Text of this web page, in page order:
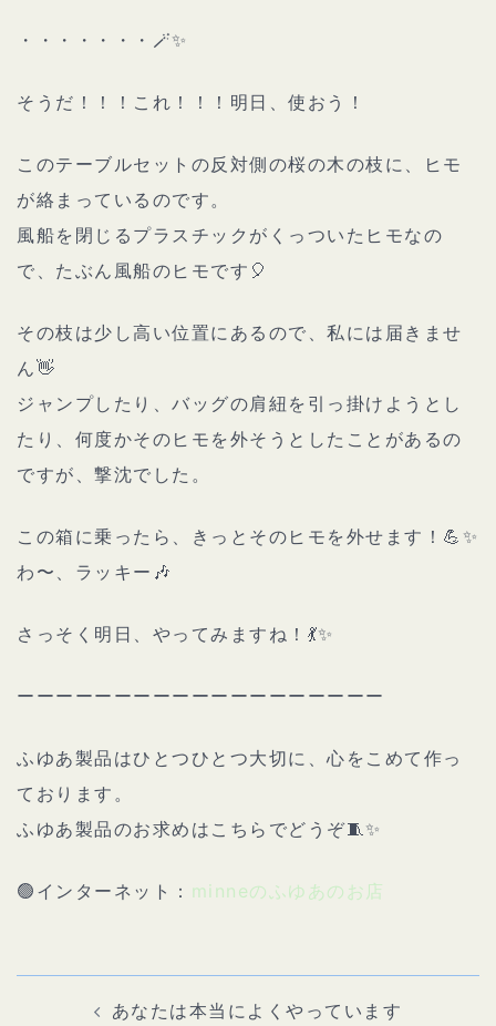
・・・・・・・🪄✨
そうだ！！！これ！！！明日、使おう！
このテーブルセットの反対側の桜の木の枝に、ヒモ
が絡まっているのです。
風船を閉じるプラスチックがくっついたヒモなの
で、たぶん風船のヒモです🎈
その枝は少し高い位置にあるので、私には届きませ
ん👋
ジャンプしたり、バッグの肩紐を引っ掛けようとし
たり、何度かそのヒモを外そうとしたことがあるの
ですが、撃沈でした。
この箱に乗ったら、きっとそのヒモを外せます！💪✨
わ〜、ラッキー🎶
さっそく明日、やってみますね！💃✨
ーーーーーーーーーーーーーーーーーーー
ふゆあ製品はひとつひとつ大切に、心をこめて作っ
ております。
ふゆあ製品のお求めはこちらでどうぞ🧵✨
🟢インターネット： minneのふゆあのお店
投
あなたは本当によくやっています